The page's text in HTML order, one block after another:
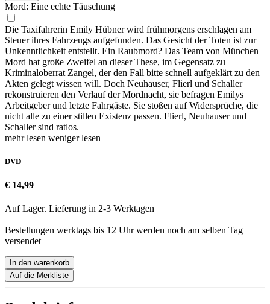
Mord: Eine echte Täuschung
Die Taxifahrerin Emily Hübner wird frühmorgens erschlagen am
Steuer ihres Fahrzeugs aufgefunden. Das Gesicht der Toten ist zur
Unkenntlichkeit entstellt. Ein Raubmord? Das Team von München
Mord hat große Zweifel an dieser These, im Gegensatz zu
Kriminaloberrat Zangel, der den Fall bitte schnell aufgeklärt zu den
Akten gelegt wissen will. Doch Neuhauser, Flierl und Schaller
rekonstruieren den Verlauf der Mordnacht, sie befragen Emilys
Arbeitgeber und letzte Fahrgäste. Sie stoßen auf Widersprüche, die
nicht alle zu einer stillen Existenz passen. Flierl, Neuhauser und
Schaller sind ratlos.
mehr lesen weniger lesen
DVD
€ 14,99
Auf Lager. Lieferung in 2-3 Werktagen
Bestellungen werktags bis 12 Uhr werden noch am selben Tag
versendet
In den warenkorb
Auf die Merkliste